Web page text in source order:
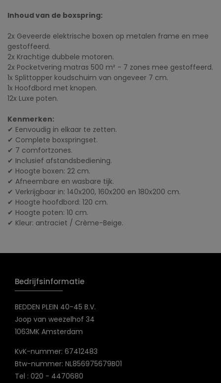
Inhoud van de boxspring:
2x Geveerde elektrische boxen op metalen frame en mee
gestoffeerd.
2x Krachtige dubbele motoren.
2x Pocketvering matras 500 m² - 7 zones mee gestoffeerd.
1x Splittopper koudschuim van ongeveer 7 cm.
1x Hoofdbord met knopen.
12x Luxe poten.
Kenmerken:
✔ Eenvoudig in elkaar te zetten.
✔ Complete boxspringset.
✔ 7 comfortzones.
✔ Inclusief afstandsbediening.
✔ Hoogte boxen: 22 cm.
✔ Afneembare en wasbare tijk.
✔ Verkrijgbaar in: 140x200, 160x200 en 180x200 cm.
✔ Hoogte hoofdbord: 120 cm.
✔ Hoogte poten: 10 cm.
✔ Kleur: antraciet / Crème-Beige.
Bedrijfsinformatie
BEDDEN PLEIN 40-45 B.V.
Joop van weezelhof 34
1063MK Amsterdam
KvK-nummer: 67412483
Btw-nummer: NL856975679B01
Tel : 020 - 4470680